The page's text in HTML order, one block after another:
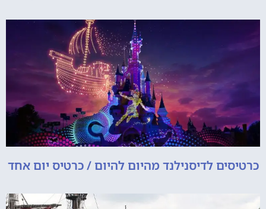
כרטיסים לדיסנילנד מהיום להיום / כרטיס יום אחד